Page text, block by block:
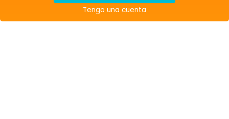
Tengo una cuenta